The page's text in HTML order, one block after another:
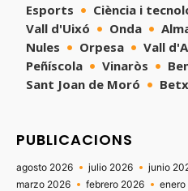
Esports
Ciència i
Vall d'Uixó
Onda
Nules
Orpesa Vall
Peñíscola
Vinaròs
Sant Joan de Moró
PUBLICACIONS
agosto 2026 julio 2026 junio
marzo 2026
febrero 2026